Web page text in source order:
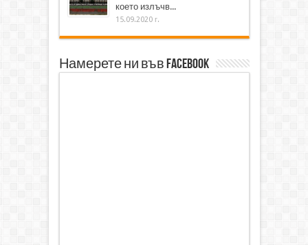
което излъчв...
15.09.2020 г.
Намерете ни във Facebook